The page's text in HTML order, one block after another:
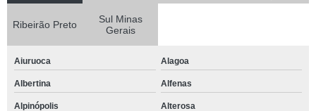
Ribeirão Preto
Sul Minas
Gerais
Aiuruoca Alagoa
Albertina Alfenas
Alpinópolis Alterosa